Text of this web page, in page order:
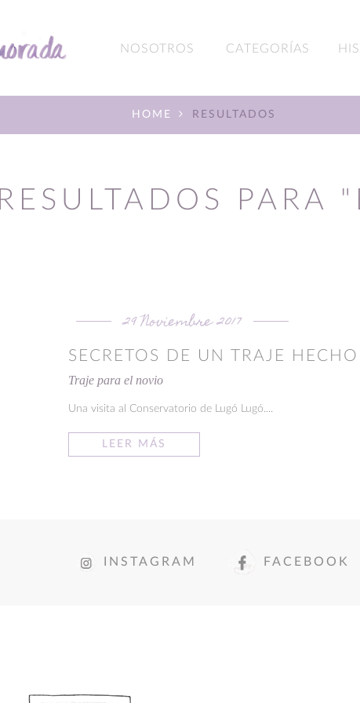
NOSOTROS CATEGORÍAS
HOME RESULTADOS
RESULTADOS PARA
29 Noviembre 2017
SECRETOS DE UN TRAJE
Traje para el novio
Una visita al Conservatorio de Lugó Lugó....
LEER MÁS
INSTAGRAM FACEBOOK